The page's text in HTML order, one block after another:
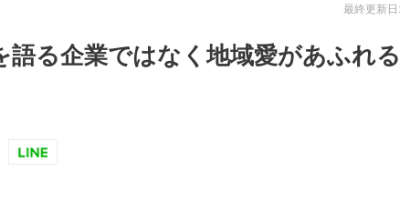
最終更新
語る企業ではなく地域愛があふれ